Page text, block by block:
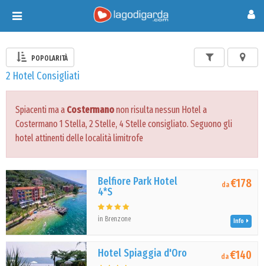
Toggle
navigation
POPOLARITÀ
2 Hotel Consigliati
Spiacenti ma a Costermanonon risulta nessun Hotel a
Costermano 1 Stella, 2 Stelle, 4 Stelle consigliato. Seguono gli
hotel attinenti delle località limitrofe
Belfiore Park Hotel
4*S
in Brenzone
da€178
Info
Hotel Spiaggia d'Oro da€140